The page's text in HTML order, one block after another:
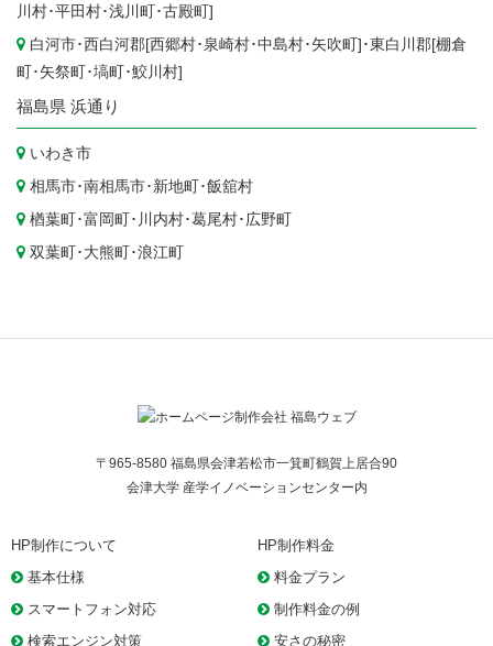
川村･平田村･浅川町･古殿町]
白河市･西白河郡[西郷村･ 泉崎村･中島村･ 矢吹町]･東白川郡[棚倉
町･ 矢祭町･塙町･鮫川村]
福島県 浜通り
いわき市
相馬市･南相馬市･ 新地町･飯舘村
楢葉町･富岡町･ 川内村･葛尾村･ 広野町
双葉町･ 大熊町･浪江町
〒965-8580 福島県会津若松市一箕町鶴賀上居合90
会津大学 産学イノベーションセンター内
HP制作について
基本仕様
スマートフォン対応
検索エンジン対策
HP制作料金
料金プラン
制作料金の例
安さの秘密